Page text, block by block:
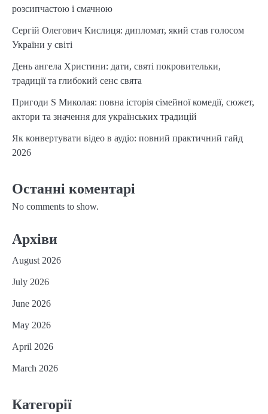
розсипчастою і смачною
Сергій Олегович Кислиця: дипломат, який став голосом
України у світі
День ангела Христини: дати, святі покровительки,
традиції та глибокий сенс свята
Пригоди S Миколая: повна історія сімейної комедії, сюжет,
актори та значення для українських традицій
Як конвертувати відео в аудіо: повний практичний гайд
2026
Останні коментарі
No comments to show.
Архіви
August 2026
July 2026
June 2026
May 2026
April 2026
March 2026
Категорії